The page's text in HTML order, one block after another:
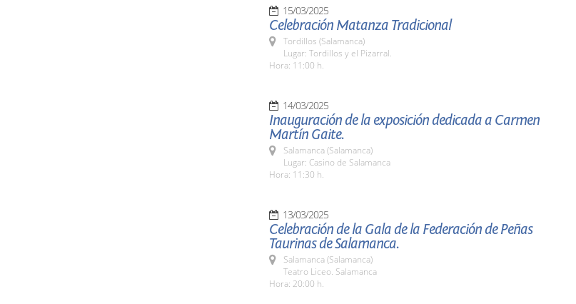
15/03/2025
Celebración Matanza Tradicional
Tordillos (Salamanca)
Lugar: Tordillos y el Pizarral.
Hora: 11:00 h.
14/03/2025
Inauguración de la exposición dedicada a Carmen
Martín Gaite.
Salamanca (Salamanca)
Lugar: Casino de Salamanca
Hora: 11:30 h.
13/03/2025
Celebración de la Gala de la Federación de Peñas
Taurinas de Salamanca.
Salamanca (Salamanca)
Teatro Liceo. Salamanca
Hora: 20:00 h.